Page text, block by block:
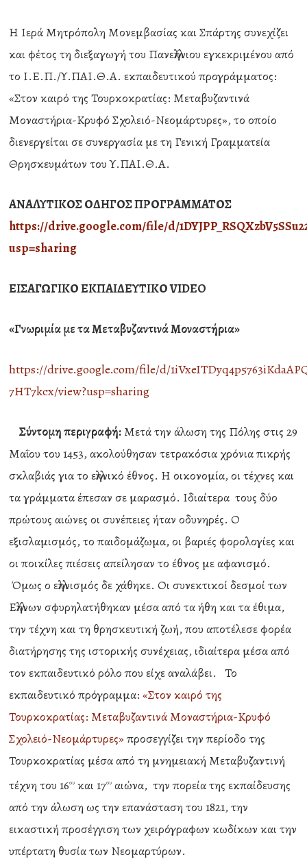
Η Ιερά Μητρόπολη Μονεμβασίας και Σπάρτης συνεχίζει
και φέτος τη διεξαγωγή του Πανελλήνιου εγκεκριμένου από
το Ι.Ε.Π./Υ.ΠΑΙ.Θ.Α. εκπαιδευτικού προγράμματος:
«Στον καιρό της Τουρκοκρατίας: Μεταβυζαντινά
Μοναστήρια-Κρυφό Σχολειό-Νεομάρτυρες», το οποίο
διενεργείται σε συνεργασία με τη Γενική Γραμματεία
Θρησκευμάτων του Υ.ΠΑΙ.Θ.Α.
ΑΝΑΛΥΤΙΚΟΣ ΟΔΗΓΟΣ ΠΡΟΓΡΑΜΜΑΤΟΣ
https://drive.google.com/file/d/
usp=sharing
ΕΙΣΑΓΩΓΙΚΟ ΕΚΠΑΙΔΕΥΤΙΚΟVIDEO
«Γνωριμία με τα Μεταβυζαντινά Μοναστήρια»
https://drive.google.com/file/d/
7HT7kcx/view?usp=sharing
Σύντομη περιγραφή: Μετά την άλωση της Πόλης στις 29
Μαΐου του 1453, ακολούθησαν τετρακόσια χρόνια πικρής
σκλαβιάς για το ελληνικό έθνος. Η οικονομία, οι τέχνες και
τα γράμματα έπεσαν σε μαρασμό. Ιδιαίτερα τους δύο
πρώτους αιώνες οι συνέπειες ήταν οδυνηρές. Ο
εξισλαμισμός, το παιδομάζωμα, οι βαριές φορολογίες και
οι ποικίλες πιέσεις απείλησαν το έθνος με αφανισμό.
Όμως ο ελληνισμός δε χάθηκε. Οι συνεκτικοί δεσμοί των
Ελλήνων σφυρηλατήθηκαν μέσα από τα ήθη και τα έθιμα,
την τέχνη και τη θρησκευτική ζωή, που αποτέλεσε φορέα
διατήρησης της ιστορικής συνέχειας, ιδιαίτερα μέσα από
τον εκπαιδευτικό ρόλο που είχε αναλάβει. Το
εκπαιδευτικό πρόγραμμα:«Στον καιρό της
Τουρκοκρατίας: Μεταβυζαντινά Μοναστήρια-Κρυφό
Σχολειό-Νεομάρτυρες»προσεγγίζει την περίοδο της
Τουρκοκρατίας μέσα από τη μνημειακή Μεταβυζαντινή
τέχνη του 16ου και 17ου αιώνα, την πορεία της εκπαίδευσης
από την άλωση ως την επανάσταση του 1821, την
εικαστική προσέγγιση των χειρόγραφων κωδίκων και την
υπέρτατη θυσία των Νεομαρτύρων.